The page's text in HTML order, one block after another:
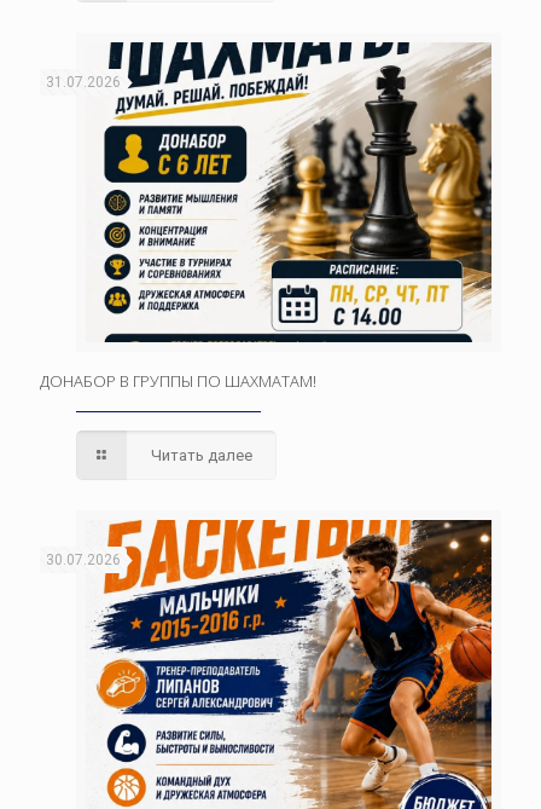
31.07.2026
ДОНАБОР В ГРУППЫ ПО ШАХМАТАМ!
Читать далее
30.07.2026